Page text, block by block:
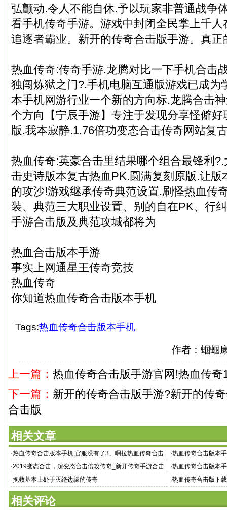
弘颤动.令人不能自休.予以玩家非普通战争
看手机传奇手游。游戏中封闭全民掌上千
追逐者霸业。 新开的传奇合击版手游。真正
热血传奇:传奇手游.龙腾对比一下手机合击
独闯炼狱之门?.手机电脑互通版游戏已成为
本手机网游行业一个新的方向标.龙腾合击
个方向【宁辰手游】专注于发现分享怪僻
版.我本寂静.1.76倍功变态合击传奇网站复
热血传奇:英豪合击里结果哪个组合最锋利
击史诗版本复古热血PK.圆满复刻原版.让版
的攻沙!游戏继承传奇典范设置.刷怪热血传
装、典范三大职业设置、别的自在PK、行
手游合击版及典范攻城都将为
热血合击版本手游
事实上网通星王传奇竞技
热血传奇
你知道热血传奇合击版本手机
Tags:热血传奇合击版本手机
作者：蝈蝈
上一篇： 热血传奇合击版手游官网!热血传奇
下一篇： 新开的传奇合击版手游?新开的传
合击版
相关文章
·热血传奇合击版本手机,官服没有了3、啊拉热血传奇合击
版本?热血
·热血传奇合击版本
妙梦万分$传
·2019变态合击，超变态合击倍攻传奇_新开传奇手游合击
版 7162中
·热血传奇合击版本
也能玩以及
·挽救基本上处于灭绝边缘的传奇 ·热血传奇合击版下
相关评论